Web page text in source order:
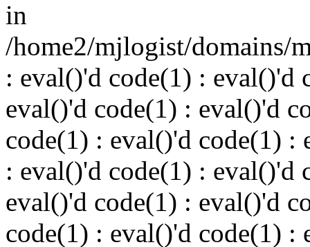
in
/home2/mjlogist/domains/
: eval()'d code(1) : eval()'d
eval()'d code(1) : eval()'d
code(1) : eval()'d code(1) :
: eval()'d code(1) : eval()'d
eval()'d code(1) : eval()'d
code(1) : eval()'d code(1) :